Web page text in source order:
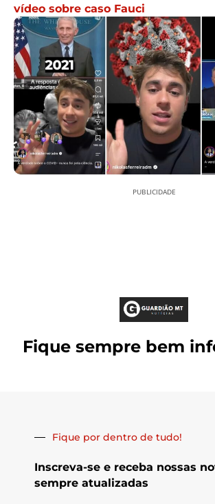
vídeo sobre caso Fauci
PUBLICIDADE
Fique sempre bem
Fique por dentro de tudo!
Inscreva-se e receba nossas
sempre atualizadas